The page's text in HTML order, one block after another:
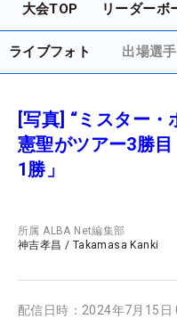
大会TOP リーダーボ
ライブフォト 出場選手
[写真] “ミスター・
憲聖がツアー3勝
1勝」
所属ALBA Net編集部
神吉孝昌 / Takamasa Kanki
配信日時： 2024年7月15日